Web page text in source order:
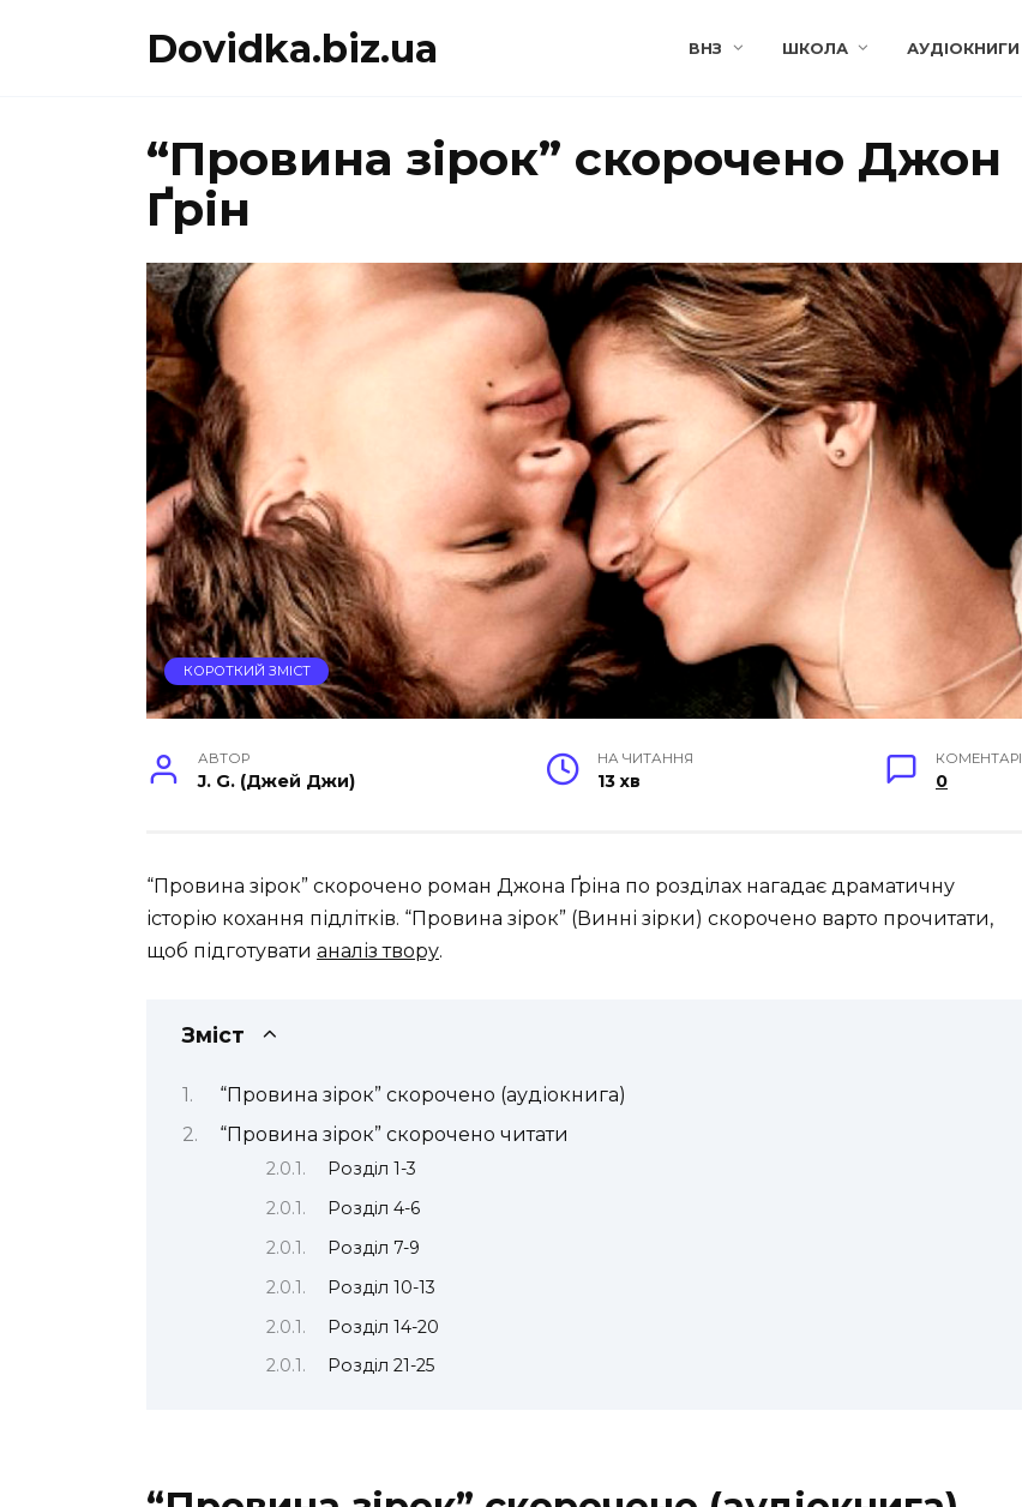
Dovidka.biz.ua ВНЗ ШКОЛА АУДІОКНИГИ
“Провина зірок” скорочено Джон
Ґрін
КОРОТКИЙ ЗМІСТ
АВТОР
J. G. (Джей Джи)
НА ЧИТАННЯ
13 хв
КОМЕНТАРІ
0
“Провина зірок” скорочено роман Джона Ґріна по розділах нагадає драматичну
історію кохання підлітків. “Провина зірок” (Винні зірки) скорочено варто прочитати,
щоб підготувати аналіз твору.
Зміст
“Провина зірок” скорочено (аудіокнига)
“Провина зірок” скорочено читати
Розділ 1-3
Розділ 4-6
Розділ 7-9
Розділ 10-13
Розділ 14-20
Розділ 21-25